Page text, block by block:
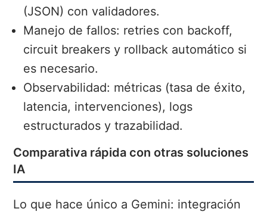
(JSON) con validadores.
Manejo de fallos: retries con backoff,
circuit breakers y rollback automático si
es necesario.
Observabilidad: métricas (tasa de éxito,
latencia, intervenciones), logs
estructurados y trazabilidad.
Comparativa rápida con otras soluciones
IA
Lo que hace único a Gemini: integración